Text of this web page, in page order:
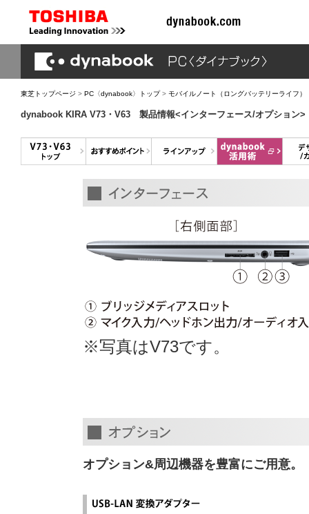
東芝トップページ > PC〈dynabook〉トップ> モバイルノート（ロングバッテリーライフ
dynabook KIRA V73・V63 製品情報<インターフェース/オプション>
※写真はV73です。
オプション&周辺機器を豊富にご用意。